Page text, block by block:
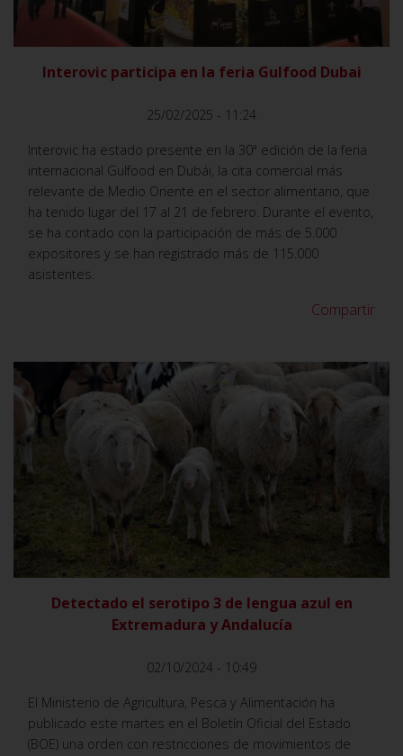
Interovic participa en la feria Gulfood Dubai
25/02/2025 - 11:24
Interovic ha estado presente en la 30ª edición de la feria
internacional Gulfood en Dubái, la cita comercial más
relevante de Medio Oriente en el sector alimentario, que
ha tenido lugar del 17 al 21 de febrero. Durante el evento,
se ha contado con la participación de más de 5.000
expositores y se han registrado más de 115.000
asistentes.
Compartir
VER
Detectado el serotipo 3 de lengua azul en
Extremadura y Andalucía
02/10/2024 - 10:49
El Ministerio de Agricultura, Pesca y Alimentación ha
publicado este martes en el Boletín Oficial del Estado
(BOE) una orden con restricciones de movimientos de